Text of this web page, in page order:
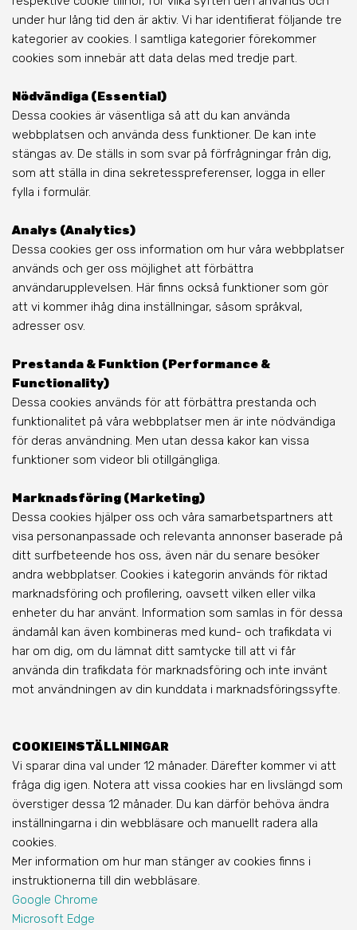
under hur lång tid den är aktiv. Vi har identifierat följande tre
kategorier av cookies. I samtliga kategorier förekommer
cookies som innebär att data delas med tredje part.
Nödvändiga (Essential)
Dessa cookies är väsentliga så att du kan använda
webbplatsen och använda dess funktioner. De kan inte
stängas av. De ställs in som svar på förfrågningar från dig,
som att ställa in dina sekretesspreferenser, logga in eller
fylla i formulär.
Analys (Analytics)
Dessa cookies ger oss information om hur våra webbplatser
används och ger oss möjlighet att förbättra
användarupplevelsen. Här finns också funktioner som gör
att vi kommer ihåg dina inställningar, såsom språkval,
adresser osv.
Prestanda & Funktion (Performance &
Functionality)
Dessa cookies används för att förbättra prestanda och
funktionalitet på våra webbplatser men är inte nödvändiga
för deras användning. Men utan dessa kakor kan vissa
funktioner som videor bli otillgängliga.
Marknadsföring (Marketing)
Dessa cookies hjälper oss och våra samarbetspartners att
visa personanpassade och relevanta annonser baserade på
ditt surfbeteende hos oss, även när du senare besöker
andra webbplatser. Cookies i kategorin används för riktad
marknadsföring och profilering, oavsett vilken eller vilka
enheter du har använt. Information som samlas in för dessa
ändamål kan även kombineras med kund- och trafikdata vi
har om dig, om du lämnat ditt samtycke till att vi får
använda din trafikdata för marknadsföring och inte invänt
mot användningen av din kunddata i marknadsföringssyfte.
COOKIEINSTÄLLNINGAR
Vi sparar dina val under 12 månader. Därefter kommer vi att
fråga dig igen. Notera att vissa cookies har en livslängd som
överstiger dessa 12 månader. Du kan därför behöva ändra
inställningarna i din webbläsare och manuellt radera alla
cookies.
Mer information om hur man stänger av cookies finns i
instruktionerna till din webbläsare.
Google Chrome
Microsoft Edge